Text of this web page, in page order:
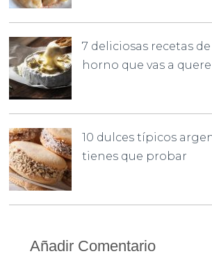
7 deliciosas recetas
horno que vas a
10 dulces típicos
tienes que probar
Añadir Comentario